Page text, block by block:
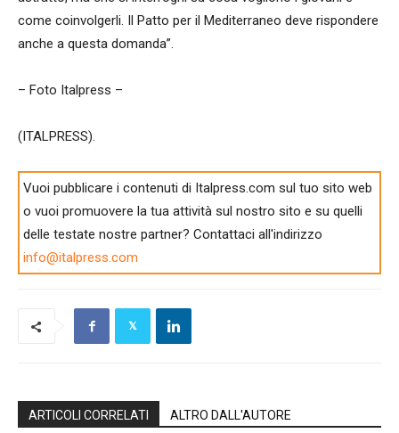
come coinvolgerli. Il Patto per il Mediterraneo deve rispondere
anche a questa domanda”.
– Foto Italpress –
(ITALPRESS).
Vuoi pubblicare i contenuti di Italpress.com sul tuo sito web
o vuoi promuovere la tua attività sul nostro sito e su quelli
delle testate nostre partner? Contattaci all'indirizzo
info@italpress.com
ARTICOLI CORRELATI ALTRO DALL'AUTORE